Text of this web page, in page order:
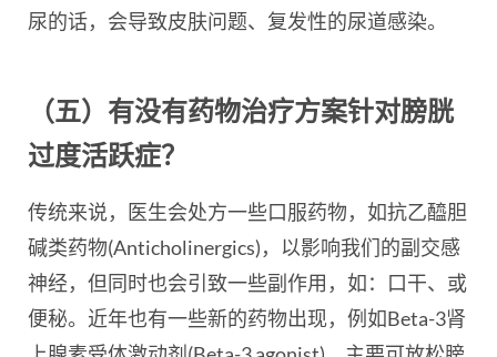
尿的话，会导致皮肤问题、复发性的尿道感染。
（五）有没有药物治疗方案针对膀胱
过度活跃症？
传统来说，医生会处方一些口服药物，如抗乙醯胆
碱类药物(Anticholinergics)，以影响我们的副交感
神经，但同时也会引致一些副作用，如：口干、或
便秘。近年也有一些新的药物出现，例如Beta-3肾